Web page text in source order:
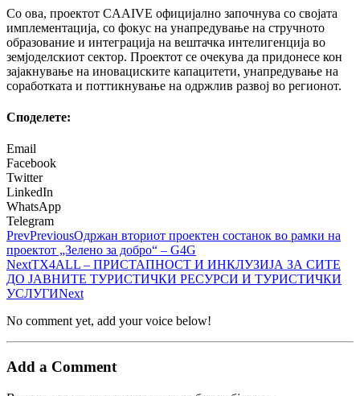
Со ова, проектот CAAIVE официјално започнува со својата
имплементација, со фокус на унапредување на стручното
образование и интеграција на вештачка интелигенција во
земјоделскиот сектор. Проектот се очекува да придонесе кон
зајакнување на иновациските капацитети, унапредување на
соработката и поттикнување на одржлив развој во регионот.
Споделeте:
Email
Facebook
Twitter
LinkedIn
WhatsApp
Telegram
PrevPreviousОдржан вториот проектен состанок во рамки на
проектот „Зелено за добро“ – G4G
NextTX4ALL – ПРИСТАПНОСТ И ИНКЛУЗИЈА ЗА СИТЕ
ДО ЈАВНИТЕ ТУРИСТИЧКИ РЕСУРСИ И ТУРИСТИЧКИ
УСЛУГИNext
No comment yet, add your voice below!
Add a Comment